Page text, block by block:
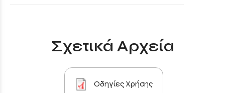
Σχετικά Αρχεία
Οδηγίες Χρήσης